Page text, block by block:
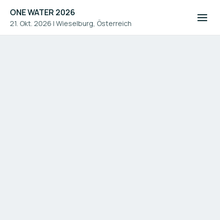
ONE WATER 2026
21. Okt. 2026 | Wieselburg, Österreich